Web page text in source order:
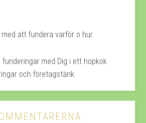
att fundera varför o hur.
funderingar med Dig i ett hopkok
och företagstänk.